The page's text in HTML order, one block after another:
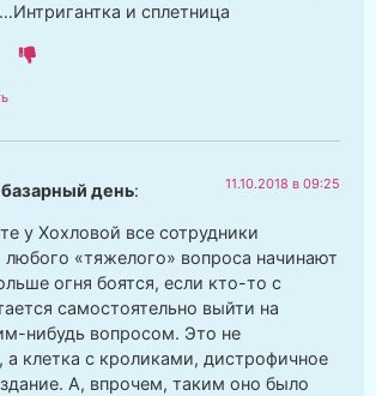
и сплетница
день: 11.10.2018 в 09:25
у Хохловой все сотрудники
любого «тяжелого» вопроса начинают
огня боятся, если кто-то с
самостоятельно выйти на
нибудь вопросом. Это не
а клетка с кроликами, дистрофичное
А, впрочем, таким оно было